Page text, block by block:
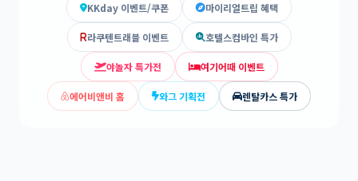
KKday 이벤트/쿠폰 마이리얼트립 혜택
라쿠텐트래블 이벤트 호텔스컴바인 특가
야놀자 특가전 여기어때 이벤트
에어비앤비 홈 와그 기획전 렌탈카스 특가